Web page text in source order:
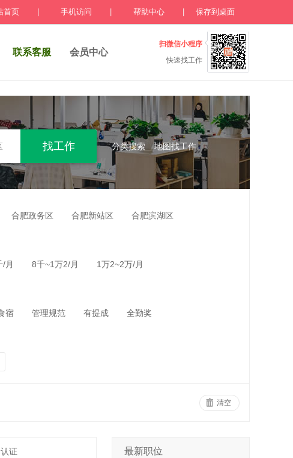
首页 手机访问 帮助中心 保存到桌面
联系客服 会员中心
扫微信小程序
快速找工作
分类搜索 地图找工作
合肥政务区 合肥新站区 合肥滨湖区
/月 8千~1万2/月 1万2~2万/月
宿 管理规范 有提成 全勤奖
清空
证 最新职位